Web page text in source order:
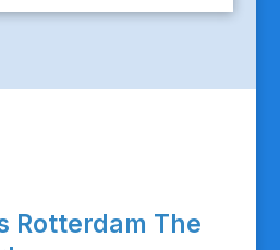
Rotterdam The